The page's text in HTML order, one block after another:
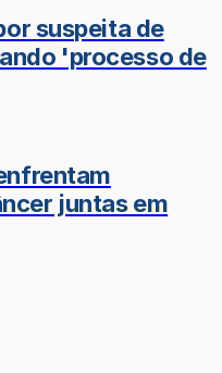
suspeita de
'processo de
juntas em